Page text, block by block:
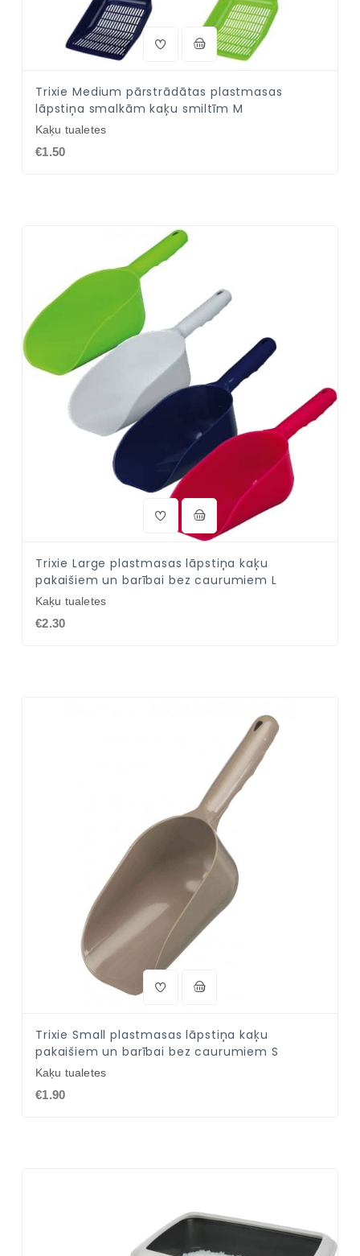
Trixie Medium pārstrādātas plastmasas
lāpstiņa smalkām kaķu smiltīm M
Kaķu tualetes
€1.50
Trixie Large plastmasas lāpstiņa kaķu
pakaišiem un barībai bez caurumiem L
Kaķu tualetes
€2.30
Trixie Small plastmasas lāpstiņa kaķu
pakaišiem un barībai bez caurumiem S
Kaķu tualetes
€1.90